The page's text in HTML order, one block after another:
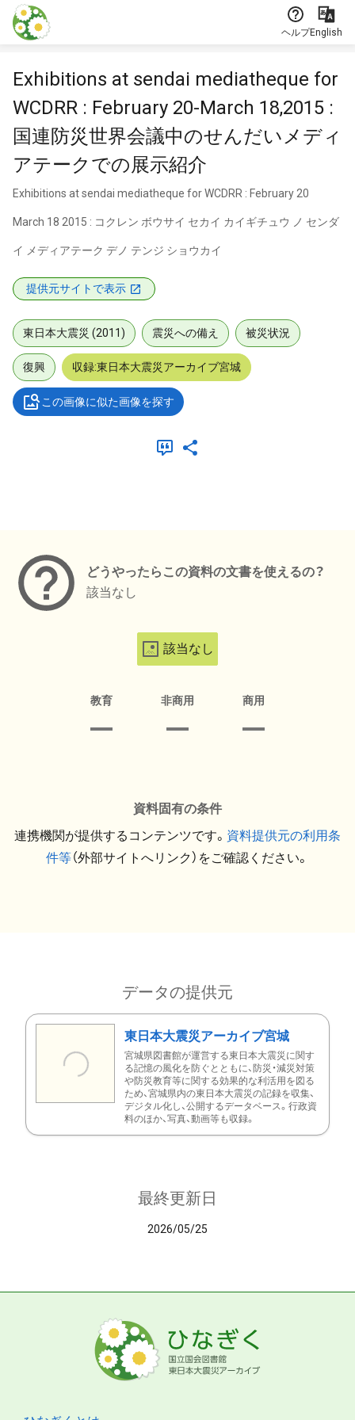
本文に飛ぶ
ヘルプEnglish
Exhibitions at sendai mediatheque for
WCDRR : February 20-March 18,2015 :
国連防災世界会議中のせんだいメディ
アテークでの展示紹介
Exhibitions at sendai mediatheque for WCDRR : February 20
March 18 2015 : コクレン ボウサイ セカイ カイギチュウ ノ センダ
イ メディアテーク デノ テンジ ショウカイ
提供元サイトで表示
東日本大震災 (2011) 震災への備え 被災状況
復興 収録:東日本大震災アーカイブ宮城
この画像に似た画像を探す
どうやったらこの資料の文書を使えるの？
該当なし
該当なし
教育 非商用 商用
資料固有の条件
連携機関が提供するコンテンツです。 資料提供元の利用条
件等（外部サイトへリンク）をご確認ください。
データの提供元
東日本大震災アーカイブ宮城
宮城県図書館が運営する東日本大震災に関す
る記憶の風化を防ぐとともに、防災・減災対策
や防災教育等に関する効果的な利活用を図る
ため、宮城県内の東日本大震災の記録を収集、
デジタル化し、公開するデータベース。行政資
料のほか、写真、動画等も収録。
最終更新日
2026/05/25